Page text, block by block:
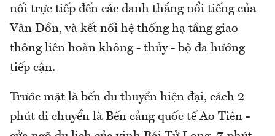
nối trực tiếp đến các danh thắng nổi tiếng của
Vân Đồn, và kết nối hệ thống hạ tầng giao
thông liên hoàn không - thủy - bộ đa hướng
tiếp cận.
Trước mặt là bến du thuyền hiện đại, cách 2
phút di chuyển là Bến cảng quốc tế Ao Tiên -